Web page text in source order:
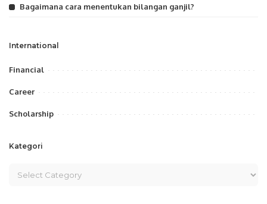
Bagaimana cara menentukan bilangan ganjil?
International
Financial
Career
Scholarship
Kategori